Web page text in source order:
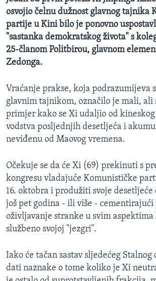
osvojio čelnu dužnost glavnog tajnika
partije u Kini bilo je ponovno
"sastanka demokratskog života" s
25-članom Politbirou, glavnom
Zedonga.
Vraćanje prakse, koja podrazumijeva
glavnim tajnikom, označilo je mali, ali
primjer kako se Xi udaljio od
vodstva posljednjih desetljeća i
neviđenu od Maovog vremena.
Očekuje se da će Xi (69) prekinuti s
kongresu vladajuće Komunističke
16. oktobra i produžiti svoje desetljeće
još pet godina - ili više - cementirajući
oživljavanje stranke u svim
službeno svojoj "jezgri".
Iako će tačan sastav sljedećeg
dati naznake o tome koliko je Xi